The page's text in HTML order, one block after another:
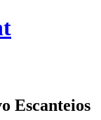
Escanteios